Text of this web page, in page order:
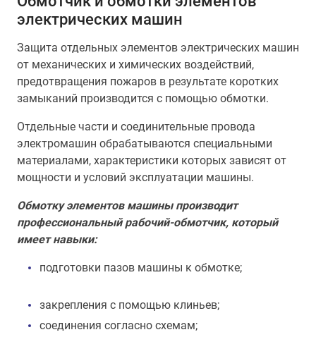
электрических машин
Защита отдельных элементов электрических машин
от механических и химических воздействий,
предотвращения пожаров в результате коротких
замыканий производится с помощью обмотки.
Отдельные части и соединительные провода
электромашин обрабатываются специальными
материалами, характеристики которых зависят от
мощности и условий эксплуатации машины.
Обмотку элементов машины производит
профессиональный рабочий-обмотчик, который
имеет навыки:
подготовки пазов машины к обмотке;
закрепления с помощью клиньев;
соединения согласно схемам;